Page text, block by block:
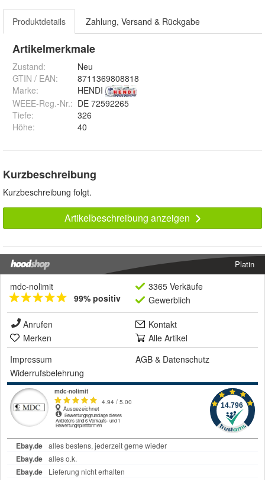
Produktdetails Zahlung, Versand & Rückgabe
Artikelmerkmale
Zustand:
Neu
GTIN / EAN:
8711369808818
Marke:
HENDI
WEEE-Reg.-Nr.: DE 72592265
Tiefe:
326
Höhe: 40
Kurzbeschreibung
Kurzbeschreibung folgt.
Artikelbeschreibung anzeigen
Platin
mdc-nolimit
99% positiv
3365 Verkäufe
Gewerblich
Anrufen
Kontakt
Merken
Alle Artikel
Impressum
AGB & Datenschutz
Widerrufsbelehrung